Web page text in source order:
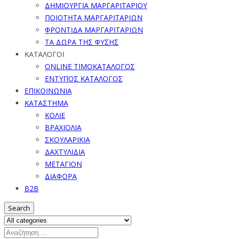
ΔΗΜΙΟΥΡΓΙΑ ΜΑΡΓΑΡΙΤΑΡΙΟΥ
ΠΟΙΟΤΗΤΑ ΜΑΡΓΑΡΙΤΑΡΙΩΝ
ΦΡΟΝΤΙΔΑ ΜΑΡΓΑΡΙΤΑΡΙΩΝ
ΤΑ ΔΩΡΑ ΤΗΣ ΦΥΣΗΣ
ΚΑΤΑΛΟΓΟΙ
ONLINE ΤΙΜΟΚΑΤΑΛΟΓΟΣ
ΕΝΤΥΠΟΣ ΚΑΤΑΛΟΓΟΣ
ΕΠΙΚΟΙΝΩΝΙΑ
ΚΑΤΑΣΤΗΜΑ
ΚΟΛΙΕ
ΒΡΑΧΙΟΛΙΑ
ΣΚΟΥΛΑΡΙΚΙΑ
ΔΑΧΤΥΛΙΔΙΑ
ΜΕΤΑΓΙΟΝ
ΔΙΑΦΟΡΑ
B2B
Search